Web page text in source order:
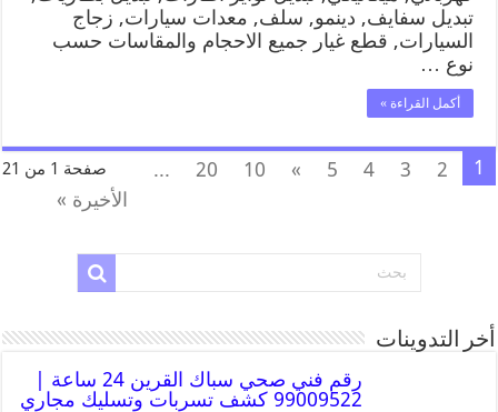
تبديل سفايف, دينمو, سلف, معدات سيارات, زجاج
السيارات, قطع غيار جميع الاحجام والمقاسات حسب
نوع …
أكمل القراءة »
صفحة 1 من 21 1
2
3
4
5
»
10
20
...
الأخيرة »
أخر التدوينات
رقم فني صحي سباك القرين 24 ساعة |
99009522 كشف تسربات وتسليك مجاري